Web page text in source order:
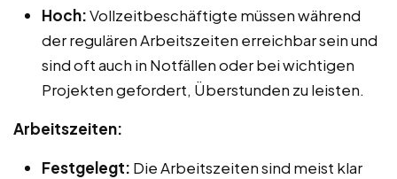
Hoch:Vollzeitbeschäftigte müssen während
der regulären Arbeitszeiten erreichbar sein und
sind oft auch in Notfällen oder bei wichtigen
Projekten gefordert, Überstunden zu leisten.
Arbeitszeiten:
Festgelegt: Die Arbeitszeiten sind meist klar